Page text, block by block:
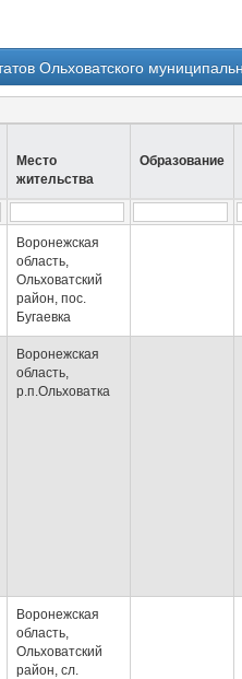
Ольховатского
Место
жительства
Образование
Воронежская
область,
Ольховатский
район, пос.
Бугаевка
Воронежская
область,
р.п.Ольховатка
Воронежская
область,
Ольховатский
район, сл.